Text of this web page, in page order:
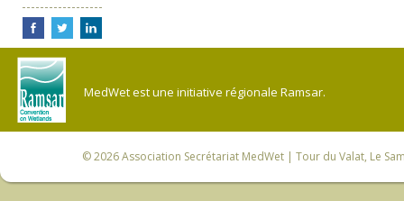
MedWet est une initiative régionale Ramsar.
© 2026Association Secrétariat MedWet | Tour du Valat, Le